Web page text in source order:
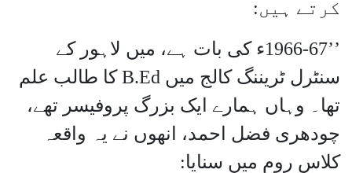
کرتے ہیں:
’’1966-67ء کی بات ہے، میں لاہور کے
سنٹرل ٹریننگ کالج میں B.Ed کا طالب علم
تھا۔ وہاں ہمارے ایک بزرگ پروفیسر تھے،
چودھری فضل احمد، انھوں نے یہ واقعہ
کلاس روم میں سنایا: